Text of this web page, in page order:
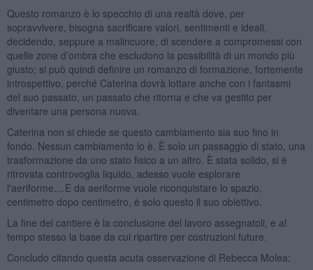
Questo romanzo è lo specchio di una realtà dove, per
sopravvivere, bisogna sacrificare valori, sentimenti e ideali,
decidendo, seppure a malincuore, di scendere a compromessi con
quelle zone d’ombra che escludono la possibilità di un mondo più
giusto; si può quindi definire un romanzo di formazione, fortemente
introspettivo, perché Caterina dovrà lottare anche con i fantasmi
del suo passato, un passato che ritorna e che va gestito per
diventare una persona nuova.
Caterina non si chiede se questo cambiamento sia suo fino in
fondo. Nessun cambiamento lo è. È solo un passaggio di stato, una
trasformazione da uno stato fisico a un altro. È stata solido, si è
ritrovata controvoglia liquido, adesso vuole esplorare
l'aeriforme....E da aeriforme vuole riconquistare lo spazio,
centimetro dopo centimetro, è solo questo il suo obiettivo.
La fine del cantiere è la conclusione del lavoro assegnatoli, e al
tempo stesso la base da cui ripartire per costruzioni future.
Concludo citando questa acuta osservazione di Rebecca Molea: